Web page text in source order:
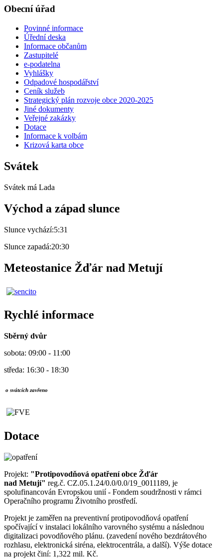
Obecní úřad
Povinné informace
Úřední deska
Informace občanům
Zastupitelé
e-podatelna
Vyhlášky
Odpadové hospodářství
Ceník služeb
Strategický plán rozvoje obce 2020-2025
Jiné dokumenty
Veřejné zakázky
Dotace
Informace k volbám
Krizová karta obce
Svátek
Svátek má Lada
Východ a západ slunce
Slunce vychází:5:31
Slunce zapadá:20:30
Meteostanice Žďár nad Metují
Rychlé informace
Sběrný dvůr
sobota: 09:00 - 11:00
středa: 16:30 - 18:30
o svátcích zavřeno
Dotace
Projekt: "Protipovodňová opatření obce Žďár
nad Metují" reg.č. CZ.05.1.24/0.0/0.0/19_0011189, je
spolufinancován Evropskou unií - Fondem soudržnosti v rámci
Operačního programu Životního prostředí.
Projekt je zaměřen na preventivní protipovodňová opatření
spočívající v instalaci lokálního varovného systému a následnou
digitalizaci povodňového plánu. (zavedení nového bezdrátového
rozhlasu, elektronická siréna, elektrocentrála, a další). Výše dotace
na projekt činí: 1,322 mil. Kč.